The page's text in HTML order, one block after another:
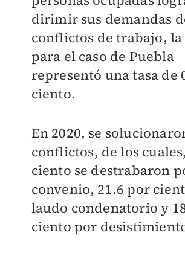
dirimir sus demandas
conflictos de trabajo,
para el caso de Puebla
representó una tasa de
ciento.
En 2020, se
conflictos, de los
ciento se destrabaron
convenio, 21.6 por
laudo condenatorio y
ciento por